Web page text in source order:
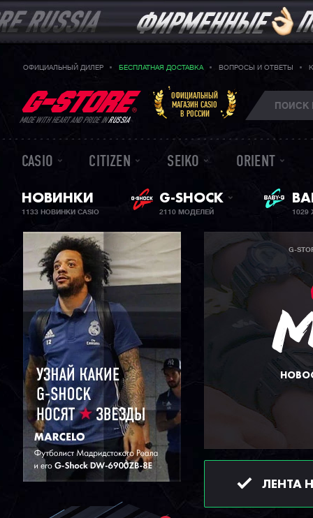
ОФИЦИАЛЬНЫЙ ДИЛЕР БЕСПЛАТНАЯ ДОСТАВКА ВОПРОСЫ И ОТВЕТЫ
MADE WITH HEART AND PRIDE INRUSSIA
ОФИЦИАЛЬНЫЙ
МАГАЗИН CASIO
В РОССИИ
CASIO CITIZEN SEIKO ORIENT
НОВИНКИ
1133 НОВИНКИ CASIO
G-SHOCK
2110 МОДЕЛЕЙ 1029
G-
ЛЕНТА